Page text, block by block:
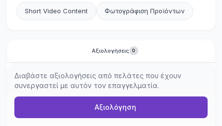
Short Video Content Φωτογράφιση Προϊόντων
Αξιολογήσεις 0
Διαβάστε αξιολογήσεις από πελάτες που έχουν
συνεργαστεί με αυτόν τον επαγγελματία.
Αξιολόγηση